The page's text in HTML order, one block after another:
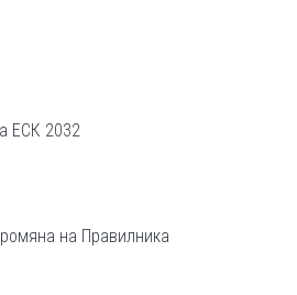
ЕСК 2032
на Правилника